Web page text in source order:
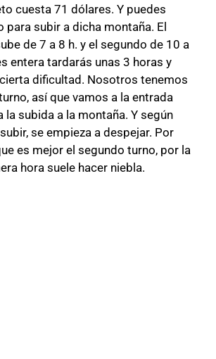
cuesta 71 dólares. Y puedes
para subir a dicha montaña. El
de 7 a 8 h. y el segundo de 10 a
entera tardarás unas 3 horas y
dificultad. Nosotros tenemos
así que vamos a la entrada
la subida a la montaña. Y según
se empieza a despejar. Por
es mejor el segundo turno, por la
hora suele hacer niebla.